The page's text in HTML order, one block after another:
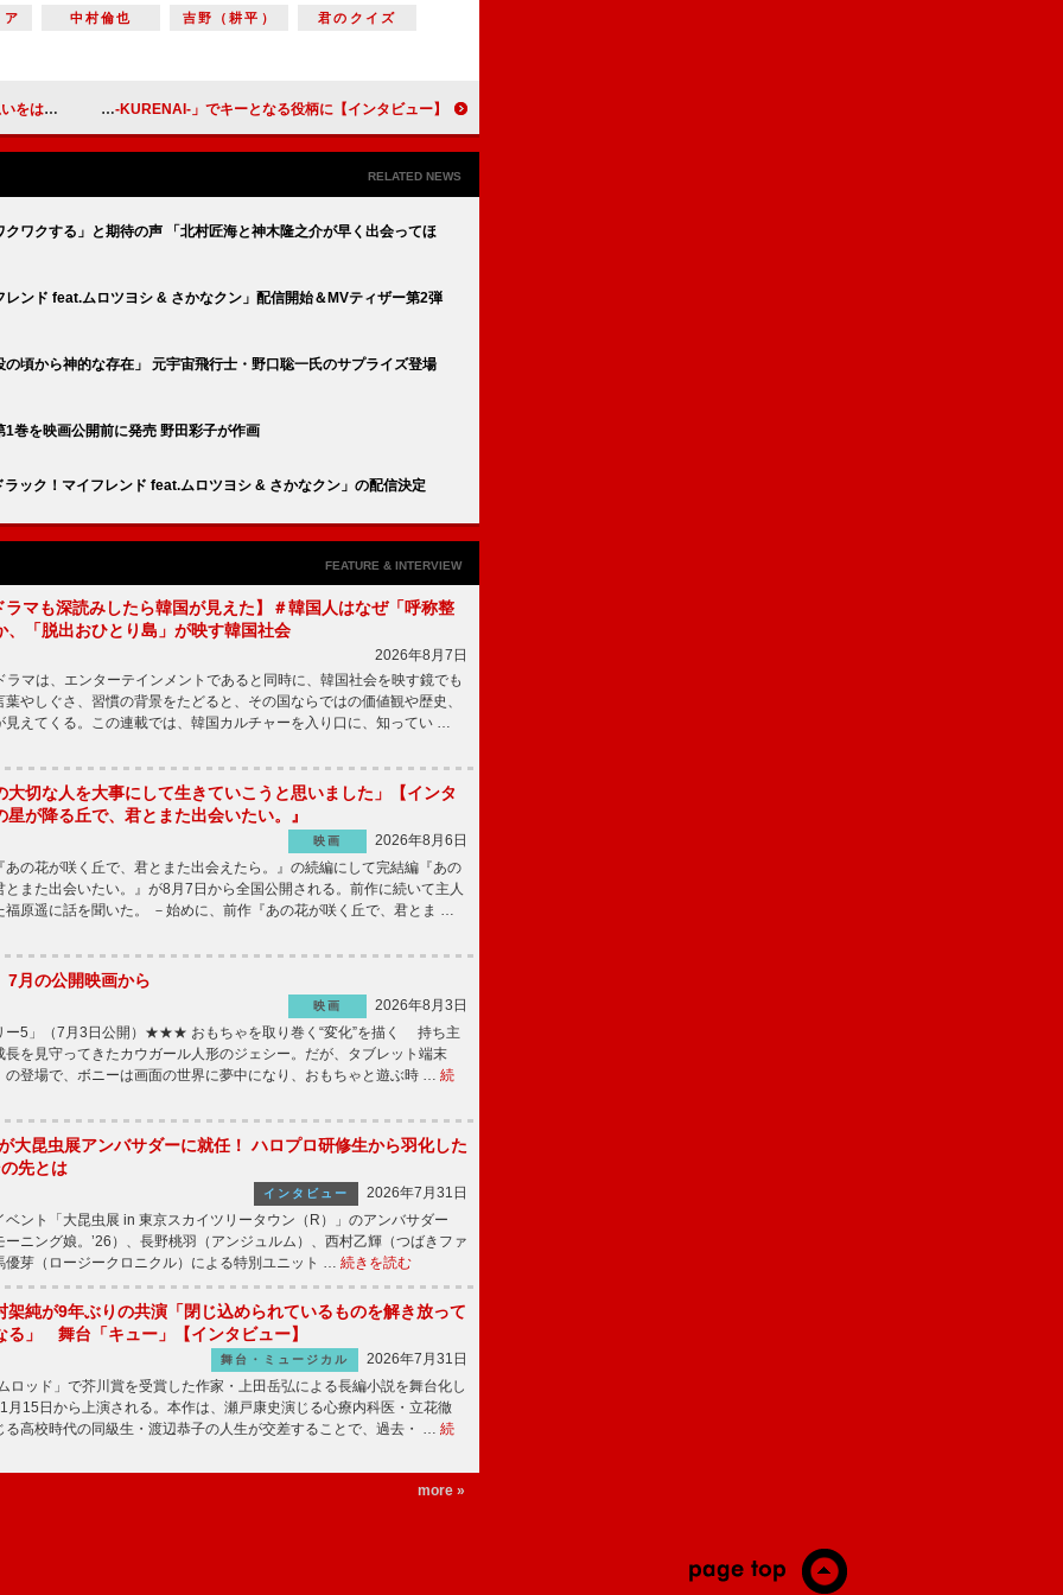
ア 中村倫也 吉野（耕平） 君のクイズ
』【インタビュー】 佐藤アツヒロ、「自分がエンタメと関わってきたことで得たものを伝えていきたい」 迫力ある殺陣が繰り広げられる舞台「紅哭‐KURENAI‐」でキーとなる役柄に【インタビュー】
RELATED NEWS
ワクする」と期待の声 「北村匠海と神木隆之介が早く出会ってほ
ンド feat.ムロツヨシ & さかなクン」配信開始＆MVティザー第2弾
頃から神的な存在」 元宇宙飛行士・野口聡一氏のサプライズ登場
巻を映画公開前に発売 野田彩子が作画
ック！マイフレンド feat.ムロツヨシ & さかなクン」の配信決定
FEATURE & INTERVIEW
マも深読みしたら韓国が見えた】＃韓国人はなぜ「呼称整
、「脱出おひとり島」が映す韓国社会
2026年8月7日
マは、エンターテインメントであると同時に、韓国社会を映す鏡でも
やしぐさ、習慣の背景をたどると、その国ならではの価値観や歴史、
見えてくる。この連載では、韓国カルチャーを入り口に、知ってい …
大切な人を大事にして生きていこうと思いました」【インタ
星が降る丘で、君とまた出会いたい。』
映画
2026年8月6日
の花が咲く丘で、君とまた出会えたら。』の続編にして完結編『あの
とまた出会いたい。』が8月7日から全国公開される。前作に続いて主人
福原遥に話を聞いた。 －始めに、前作『あの花が咲く丘で、君とま …
7月の公開映画から
映画
2026年8月3日
ー5」（7月3日公開）★★★ おもちゃを取り巻く“変化”を描く 持ち主
長を見守ってきたカウガール人形のジェシー。だが、タブレット端末
の登場で、ボニーは画面の世界に夢中になり、おもちゃと遊ぶ時 … 続
大昆虫展アンバサダーに就任！ ハロプロ研修生から羽化した
先とは
インタビュー
2026年7月31日
ント「大昆虫展 in 東京スカイツリータウン（R）」のアンバサダー
ーニング娘。’26）、長野桃羽（アンジュルム）、西村乙輝（つばきファ
優芽（ロージークロニクル）による特別ユニット … 続きを読む
架純が9年ぶりの共演「閉じ込められているものを解き放って
る」 舞台「キュー」【インタビュー】
舞台・ミュージカル
2026年7月31日
ッド」で芥川賞を受賞した作家・上田岳弘による長編小説を舞台化し
月15日から上演される。本作は、瀬戸康史演じる心療内科医・立花徹
る高校時代の同級生・渡辺恭子の人生が交差することで、過去・ … 続
more »